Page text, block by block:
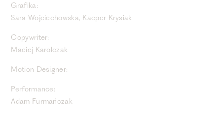
Grafika:
Sara Wojciechowska, Kacper Krysiak
Copywriter:
Maciej Karolczak
Motion Designer:
Performance:
Adam Furmańczak